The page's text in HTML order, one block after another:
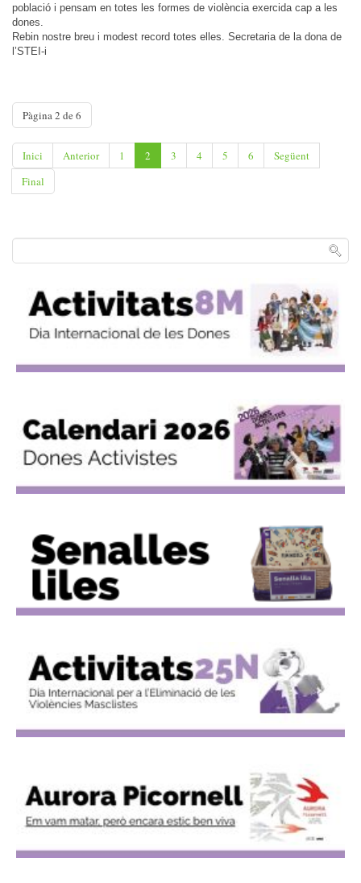
població i pensam en totes les formes de violència exercida cap a les
dones.
Rebin nostre breu i modest record totes elles. Secretaria de la dona de
l’STEI-i
Pàgina 2 de 6
Inici Anterior 1 2 3 4 5 6
Següent
Final